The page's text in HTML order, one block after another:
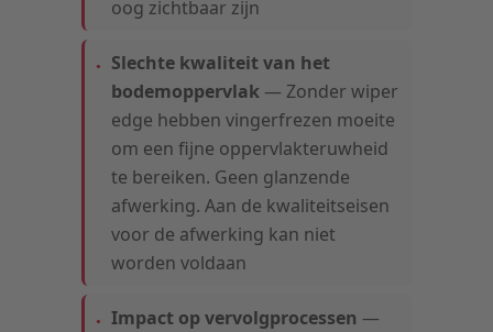
oog zichtbaar zijn
Slechte kwaliteit van het
bodemoppervlak — Zonder wiper
edge hebben vingerfrezen moeite
om een fijne oppervlakteruwheid
te bereiken. Geen glanzende
afwerking. Aan de kwaliteitseisen
voor de afwerking kan niet
worden voldaan
Impact op vervolgprocessen —